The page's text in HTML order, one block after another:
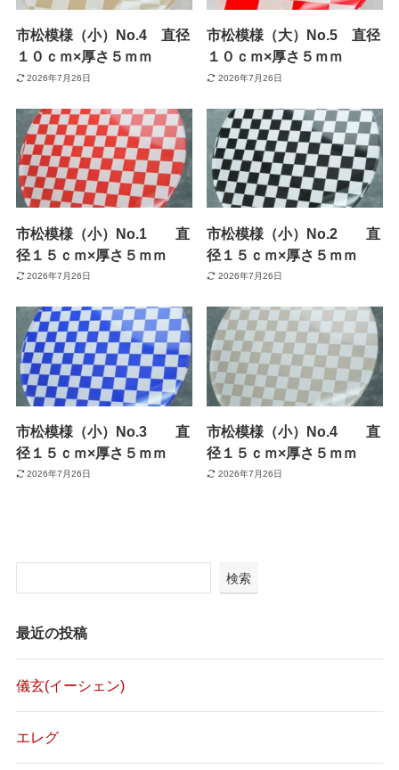
市松模様（小）No.4 直径
１０ｃｍ×厚さ５ｍｍ
2026年7月26日
市松模様（大）No.5 直径
１０ｃｍ×厚さ５ｍｍ
2026年7月26日
市松模様（小）No.1 直
径１５ｃｍ×厚さ５ｍｍ
2026年7月26日
市松模様（小）No.2 直
径１５ｃｍ×厚さ５ｍｍ
2026年7月26日
市松模様（小）No.3 直
径１５ｃｍ×厚さ５ｍｍ
2026年7月26日
市松模様（小）No.4 直
径１５ｃｍ×厚さ５ｍｍ
2026年7月26日
検索
最近の投稿
儀玄(イーシェン)
エレグ